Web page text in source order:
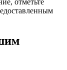
отметьте